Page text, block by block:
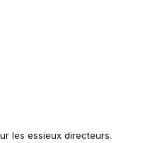
les essieux directeurs.